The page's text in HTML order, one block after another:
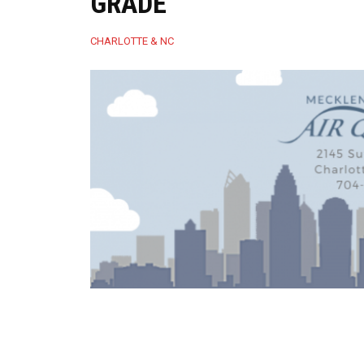
CHARLOTTE & NC